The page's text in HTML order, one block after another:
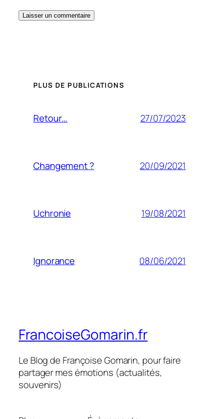
PLUS DE PUBLICATIONS
Retour… 27/07/2023
Changement ? 20/09/2021
Uchronie 19/08/2021
Ignorance 08/06/2021
FrancoiseGomarin.fr
Le Blog de Françoise Gomarin, pour faire
partager mes émotions (actualités,
souvenirs)